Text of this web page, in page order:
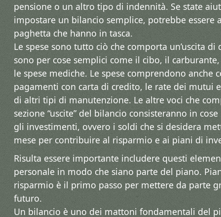
pensione o un altro tipo di indennità. Se state
impostare un bilancio semplice, potrebbe essere
paghetta che hanno in tasca.
Le spese sono tutto ciò che comporta un’uscita di
sono per cose semplici come il cibo, il
le spese mediche. Le spese comprendono anche
pagamenti con carta di credito, le rate dei mutui
di altri tipi di manutenzione. Le altre voci che
sezione “uscite” del bilancio consisteranno in
gli investimenti, ovvero i soldi che si desidera
mese per contribuire al risparmio e ai piani di
Risulta essere importante includere questi
personale in modo che siano parte del piano.
risparmio è il primo passo per mettere da parte
futuro.
Un bilancio è uno dei mattoni fondamentali del